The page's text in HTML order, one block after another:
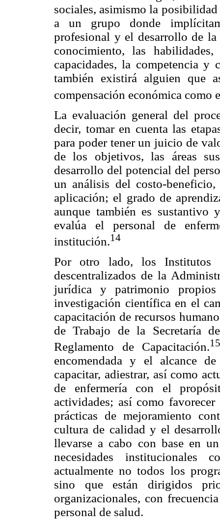
sociales, asimismo la
a un grupo donde
profesional y el desarrollo de
conocimiento, las
capacidades, la competencia
también existirá alguien que
compensación económica como
La evaluación general del
decir, tomar en cuenta las
para poder tener un juicio de
de los objetivos, las áreas
desarrollo del potencial del
un análisis del costo-
aplicación; el grado de
aunque también es sustantivo
evalúa el personal de
institución.14
Por otro lado, los Institutos
descentralizados de la
jurídica y patrimonio
investigación científica en el
capacitación de recursos
de Trabajo de la Secretaría
Reglamento de Capacitación.
encomendada y el alcance
capacitar, adiestrar, así como
de enfermería con el
actividades; así como
prácticas de mejoramiento
cultura de calidad y el
llevarse a cabo con base en
necesidades
actualmente no todos los
sino que están dirigidos
organizacionales, con
personal de salud.